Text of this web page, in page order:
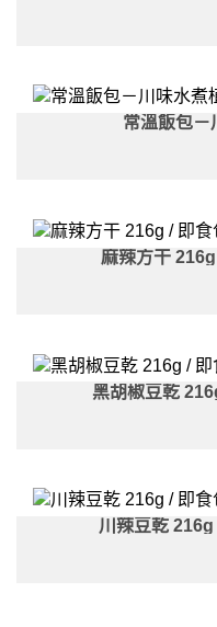
常溫飯包－
麻辣方干
黑胡椒豆乾
川辣豆乾